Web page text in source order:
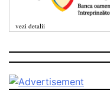
vezi detalii